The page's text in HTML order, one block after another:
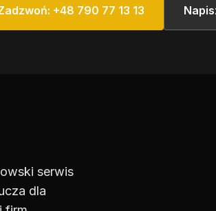
+48 790 77 13 13
serwis
dla